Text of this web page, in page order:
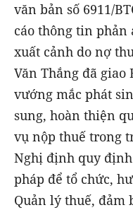
văn bản số 6911/
cáo thông tin phản
xuất cảnh do nợ
Văn Thắng đã
vướng mắc phát
sung, hoàn thiện
vụ nộp thuế trong
Nghị định quy
pháp để tổ chức,
Quản lý thuế, đảm